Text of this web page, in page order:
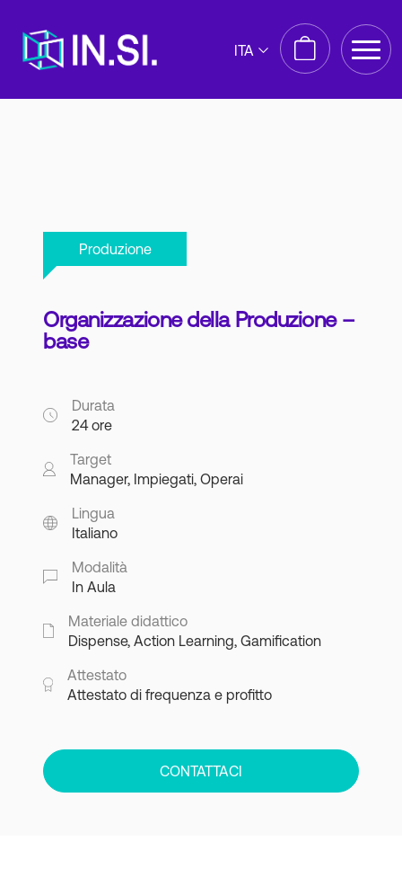
Produzione
Organizzazione della Produzione –
base
Durata
24 ore
Target
Manager, Impiegati, Operai
Lingua
Italiano
Modalità
In Aula
Materiale didattico
Dispense, Action Learning, Gamification
Attestato
Attestato di frequenza e profitto
CONTATTACI
ITA